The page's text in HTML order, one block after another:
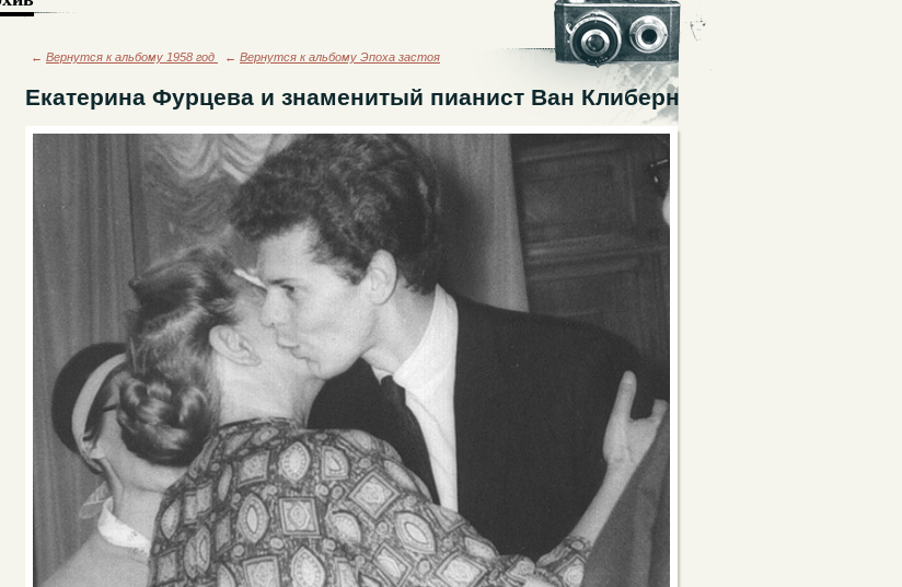
← Вернутся к альбому 1958 год ← Вернутся к альбому Эпоха застоя
Екатерина Фурцева и знаменитый пианист Ван Клиберн